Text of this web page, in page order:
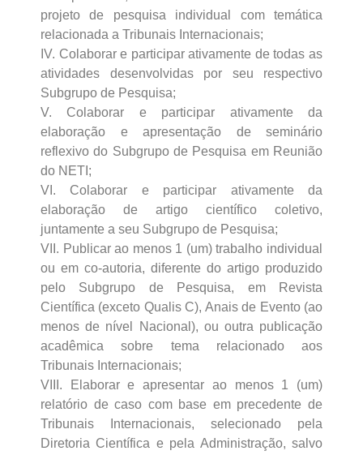
projeto de pesquisa individual com temática
relacionada a Tribunais Internacionais;
IV. Colaborar e participar ativamente de todas as
atividades desenvolvidas por seu respectivo
Subgrupo de Pesquisa;
V. Colaborar e participar ativamente da
elaboração e apresentação de seminário
reflexivo do Subgrupo de Pesquisa em Reunião
do NETI;
VI. Colaborar e participar ativamente da
elaboração de artigo científico coletivo,
juntamente a seu Subgrupo de Pesquisa;
VII. Publicar ao menos 1 (um) trabalho individual
ou em co-autoria, diferente do artigo produzido
pelo Subgrupo de Pesquisa, em Revista
Científica (exceto Qualis C), Anais de Evento (ao
menos de nível Nacional), ou outra publicação
acadêmica sobre tema relacionado aos
Tribunais Internacionais;
VIII. Elaborar e apresentar ao menos 1 (um)
relatório de caso com base em precedente de
Tribunais Internacionais, selecionado pela
Diretoria Científica e pela Administração, salvo